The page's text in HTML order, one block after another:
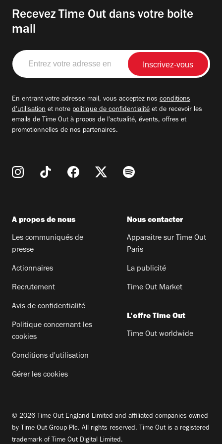
Recevez Time Out dans votre boite
mail
Entrez
votre
adresse
En entrant votre adresse mail, vous acceptez nos conditions
d'utilisation et notre politique de confidentialité et de recevoir les
emails de Time Out à propos de l'actualité, évents, offres et
promotionnelles de nos partenaires.
A propos de nous
Les communiqués de
presse
Actionnaires
Recrutement
Avis de confidentialité
Politique concernant les
cookies
Conditions d'utilisation
Gérer les cookies
Nous contacter
Apparaitre sur Time Out
Paris
La publicité
Time Out Market
L'offre Time Out
Time Out worldwide
© 2026 Time Out England Limited and affiliated companies owned
by Time Out Group Plc. All rights reserved. Time Out is a registered
trademark of Time Out Digital Limited.